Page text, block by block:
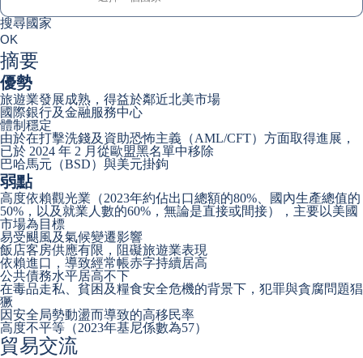
搜尋國家
0suggestions
搜尋國家
OK
摘要
優勢
旅遊業發展成熟，得益於鄰近北美市場
國際銀行及金融服務中心
體制穩定
由於在打擊洗錢及資助恐怖主義（AML/CFT）方面取得進展，
已於 2024 年 2 月從歐盟黑名單中移除
巴哈馬元（BSD）與美元掛鉤
弱點
高度依賴觀光業（2023年約佔出口總額的80%、國內生產總值的
50%，以及就業人數的60%，無論是直接或間接），主要以美國
市場為目標
易受颶風及氣候變遷影響
飯店客房供應有限，阻礙旅遊業表現
依賴進口，導致經常帳赤字持續居高
公共債務水平居高不下
在毒品走私、貧困及糧食安全危機的背景下，犯罪與貪腐問題猖
獗
因安全局勢動盪而導致的高移民率
高度不平等（2023年基尼係數為57）
貿易交流